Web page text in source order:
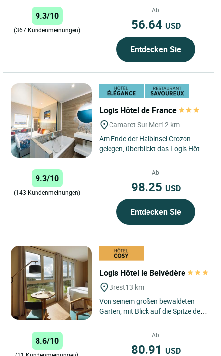
Hotel bietet seinen Gästen...
9.3/10
(367 Kundenmeinungen)
Ab
56.64 USD
Entdecken Sie
Logis Hôtel de France
Camaret Sur Mer12 km
Am Ende der Halbinsel Crozon
gelegen, überblickt das Logis Hôtel
und bietet den idealen...
9.3/10
(143 Kundenmeinungen)
Ab
98.25 USD
Entdecken Sie
Logis Hôtel le Belvédère
Brest13 km
Von seinem großen bewaldeten
Garten, mit Blick auf die Spitze des
atemberaubenden Blick auf den
8.6/10
Ab
80.91 USD